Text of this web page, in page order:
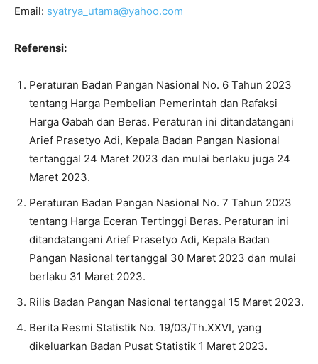
Email: syatrya_utama@yahoo.com
Referensi:
Peraturan Badan Pangan Nasional No. 6 Tahun 2023
tentang Harga Pembelian Pemerintah dan Rafaksi
Harga Gabah dan Beras. Peraturan ini ditandatangani
Arief Prasetyo Adi, Kepala Badan Pangan Nasional
tertanggal 24 Maret 2023 dan mulai berlaku juga 24
Maret 2023.
Peraturan Badan Pangan Nasional No. 7 Tahun 2023
tentang Harga Eceran Tertinggi Beras. Peraturan ini
ditandatangani Arief Prasetyo Adi, Kepala Badan
Pangan Nasional tertanggal 30 Maret 2023 dan mulai
berlaku 31 Maret 2023.
Rilis Badan Pangan Nasional tertanggal 15 Maret 2023.
Berita Resmi Statistik No. 19/03/Th.XXVI, yang
dikeluarkan Badan Pusat Statistik 1 Maret 2023.